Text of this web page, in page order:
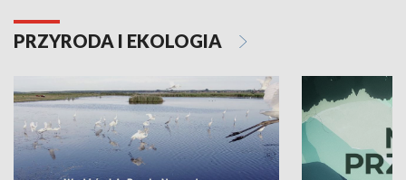
PRZYRODA I EKOLOGIA